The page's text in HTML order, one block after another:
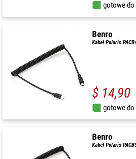
gotowe do
Benro
Kabel Polaris
$ 14,90
gotowe do
Benro
Kabel Polaris